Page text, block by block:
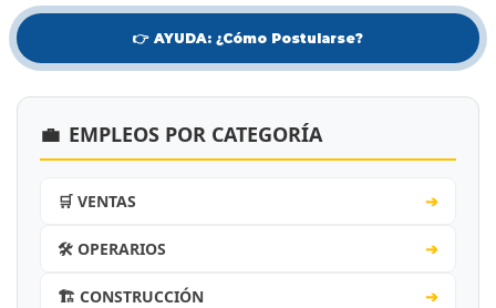
👉 AYUDA: ¿Cómo Postularse?
💼 EMPLEOS POR CATEGORÍA
🛒 VENTAS ➔
🛠️ OPERARIOS ➔
🏗️ CONSTRUCCIÓN ➔